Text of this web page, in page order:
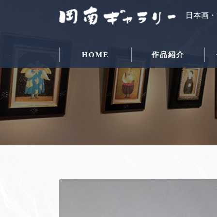
日本画
HOME 作品紹介